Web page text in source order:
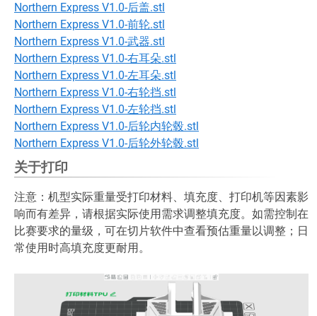
Northern Express V1.0-后盖.stl
Northern Express V1.0-前轮.stl
Northern Express V1.0-武器.stl
Northern Express V1.0-右耳朵.stl
Northern Express V1.0-左耳朵.stl
Northern Express V1.0-右轮挡.stl
Northern Express V1.0-左轮挡.stl
Northern Express V1.0-后轮内轮毂.stl
Northern Express V1.0-后轮外轮毂.stl
关于打印
注意：机型实际重量受打印材料、填充度、打印机等因素影
响而有差异，请根据实际使用需求调整填充度。如需控制在
比赛要求的量级，可在切片软件中查看预估重量以调整；日
常使用时高填充度更耐用。